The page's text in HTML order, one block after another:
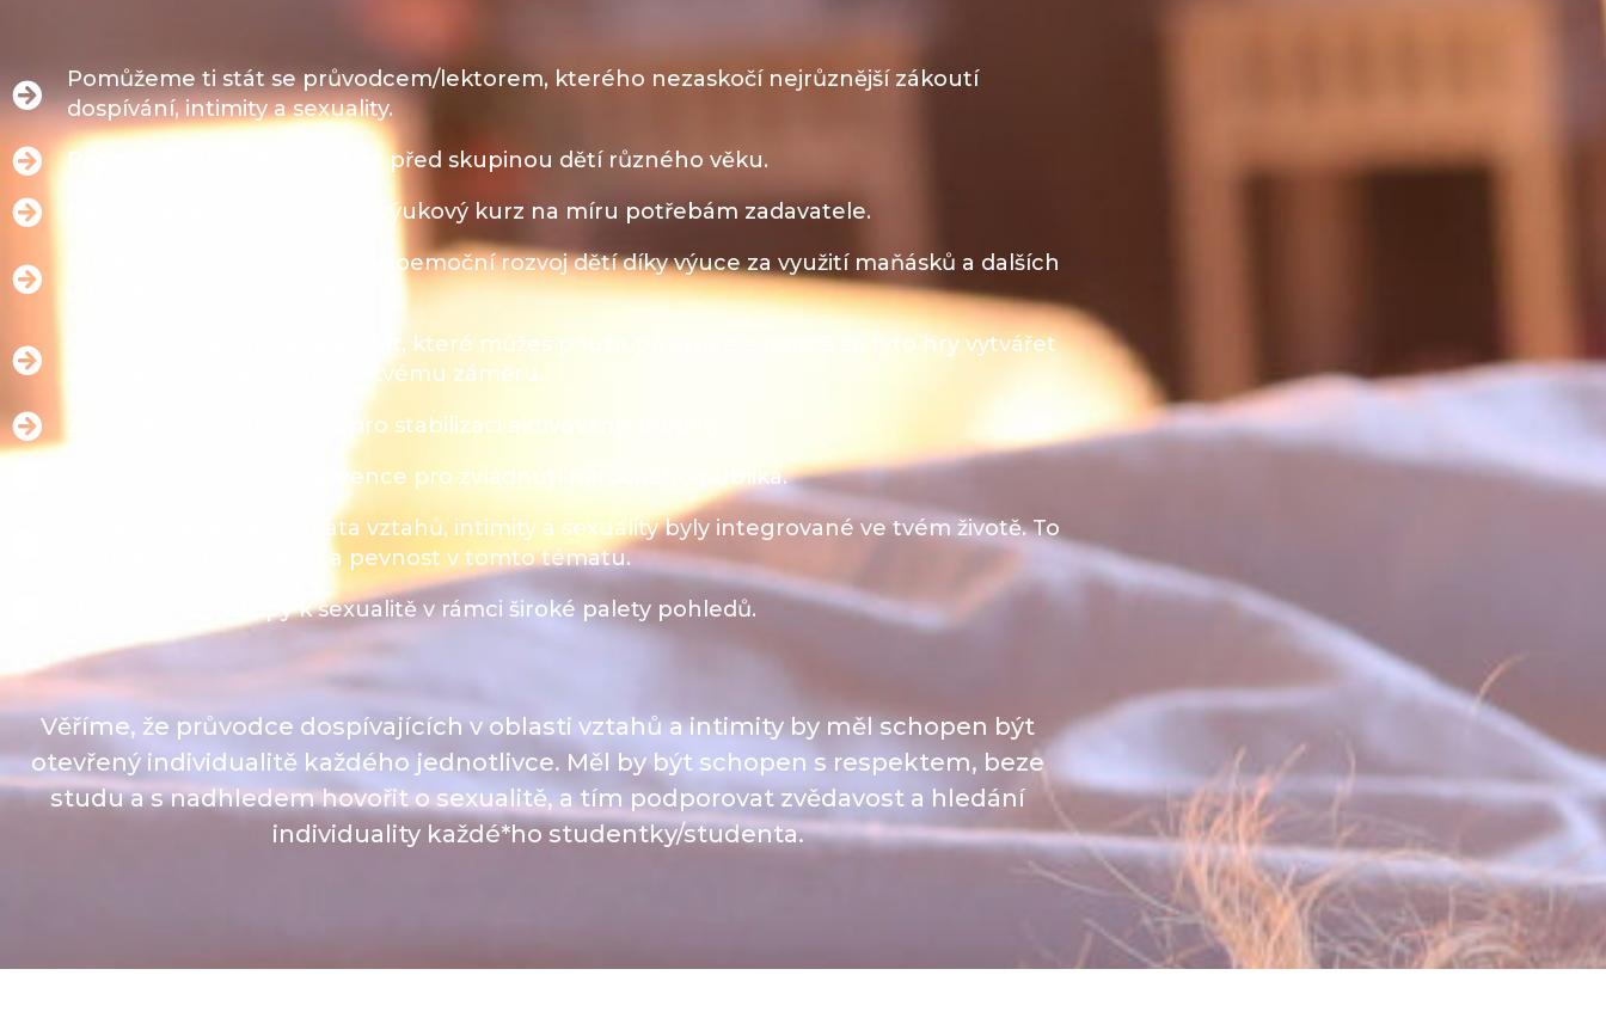
Pomůžeme ti stát se průvodcem/lektorem, kterého nezaskočí nejrůznější zákoutí
dospívání, intimity a sexuality.​
Podpoříme tvou důvěru stát před skupinou dětí různého věku.
Naučíš se sestavit zážitkový výukový kurz na míru potřebám zadavatele.​
Budeš schopen podpořit socioemoční rozvoj dětí díky výuce za využití maňásků a dalších
Odneseš si baterii her a aktivit, které můžeš použít při výuce a naučíš se tyto hry vytvářet
a modifikovat ve vztahu ke tvému záměru.​
Získáš efektivní techniky pro stabilizaci aktivované skupiny.​
Odneseš si vhodné intervence pro zvládnutí náročného publika.​
Podpoříme tě, aby témata vztahů, intimity a sexuality byly integrované ve tvém životě. To
ti přinese větší stabilitu a pevnost v tomto tématu.​
Ukážeme ti přístupy k sexualitě v rámci široké palety pohledů.​
Věříme, že průvodce dospívajících v oblasti vztahů a intimity by měl schopen být
otevřený individualitě každého jednotlivce. Měl by být schopen s respektem, beze
studu a s nadhledem hovořit o sexualitě, a tím podporovat zvědavost a hledání
individuality každé*ho studentky/studenta.